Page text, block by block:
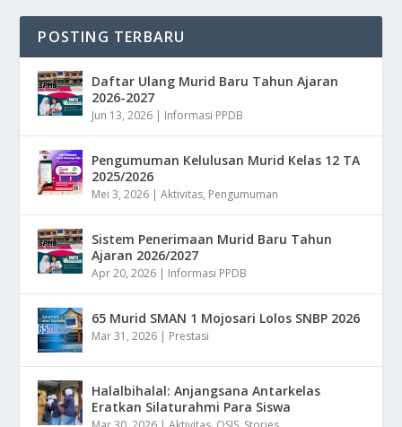
POSTING TERBARU
Daftar Ulang Murid Baru Tahun Ajaran
2026-2027
Jun 13, 2026 | Informasi PPDB
Pengumuman Kelulusan Murid Kelas 12 TA
2025/2026
Mei 3, 2026 |Aktivitas, Pengumuman
Sistem Penerimaan Murid Baru Tahun
Ajaran 2026/2027
Apr 20, 2026 | Informasi PPDB
65 Murid SMAN 1 Mojosari Lolos SNBP 2026
Mar 31, 2026 | Prestasi
Halalbihalal: Anjangsana Antarkelas
Eratkan Silaturahmi Para Siswa